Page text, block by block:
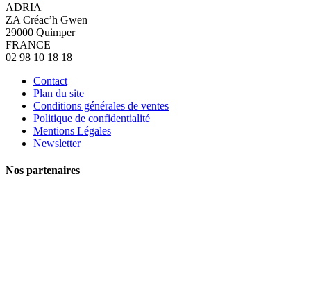
ADRIA
ZA Créac’h Gwen
29000 Quimper
FRANCE
02 98 10 18 18
Contact
Plan du site
Conditions générales de ventes
Politique de confidentialité
Mentions Légales
Newsletter
Nos partenaires